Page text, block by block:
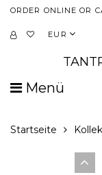
ORDER ONLINE OR
EUR
Menü
Startseite